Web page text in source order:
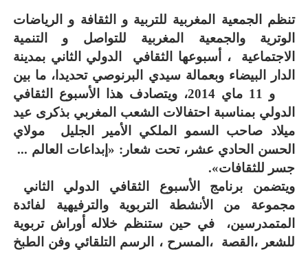
تنظم الجمعية المغربية للتربيةو الثقافة و الرياضات
الوترية والجمعية المغربية
للتواصل و التنمية
الاجتماعية ، أسبوعها الثقافي الدولي الثانيبمدينة
الدار البيضاء وبعمالة سيدي البرنوصي تحديدا، ما بين
06 و 11 ماي 2014، ويتصادف هذا الأسبوع الثقافي
الدولي بمناسبة احتفالات الشعب المغربي بذكرى عيد
ميلاد صاحب السمو الملكي الأمير الجليل مولاي
الحسن الحادي عشر، تحت شعار: «إبداعات العالم ...
جسر للثقافات».
ويتضمن برنامج الأسبوع الثقافي الدولي الثاني
مجموعة من الأنشطة التربوية والترفيهية لفائدة
المتمدرسين، في حين ستنظم خلاله أوراش تربوية
للشعر ،القصة ،المسرح ، الرسم التلقائي وفن الطبخ